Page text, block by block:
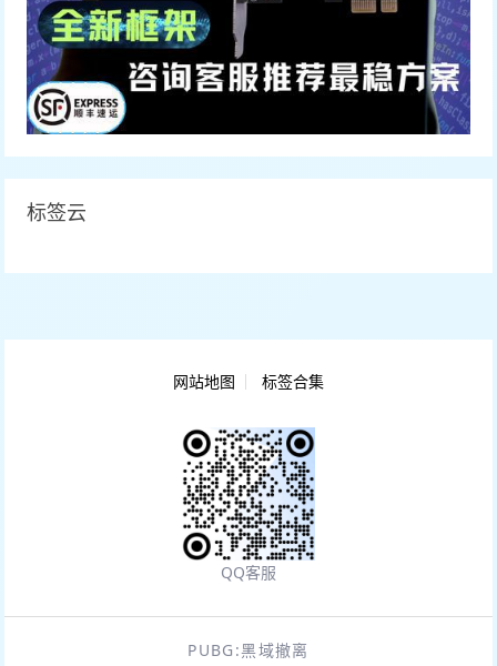
标签云
网站地图 标签合集
QQ客服
PUBG:黑域撤离